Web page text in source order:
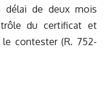
délai de deux mois
du certificat et
contester (R. 752-